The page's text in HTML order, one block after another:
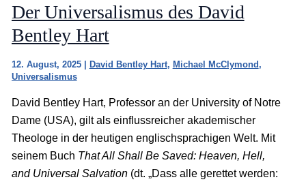
Der Universalismus des David
Bentley Hart
12. August, 2025 | David Bentley Hart, Michael McClymond,
Universalismus
David Bentley Hart, Professor an der University of Notre
Dame (USA), gilt als einflussreicher akademischer
Theologe in der heutigen englischsprachigen Welt. Mit
seinem Buch That All Shall Be Saved: Heaven, Hell,
and Universal Salvation(dt. „Dass alle gerettet werden: